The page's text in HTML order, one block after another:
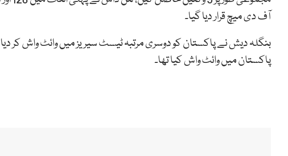
آف دی میچ قرار دیا گیا۔
بنگلہ دیش نے پاکستان کو دوسری مرتبہ ٹیسٹ سیریز میں وائٹ واش کر
پاکستان میں وائٹ واش کیا تھا۔